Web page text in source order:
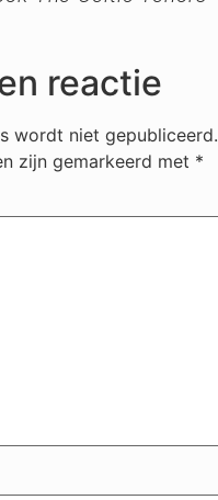
reactie
wordt niet gepubliceerd.
zijn gemarkeerd met *